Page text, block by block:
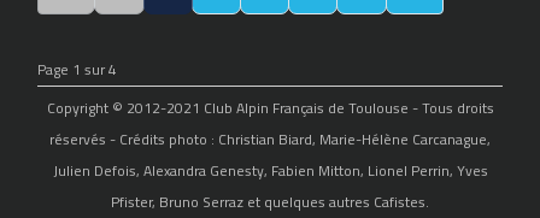
Page 1 sur 4
Copyright © 2012-2021 Club Alpin Français de Toulouse - Tous droits
réservés - Crédits photo : Christian Biard, Marie-Hélène Carcanague,
Julien Defois, Alexandra Genesty, Fabien Mitton, Lionel Perrin, Yves
Pfister, Bruno Serraz et quelques autres Cafistes.